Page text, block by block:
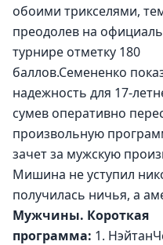
обоими трикселями,
преодолев на
турнире отметку 180
баллов.Семененко
надежность для 17-
сумев оперативно
произвольную
зачет за мужскую
Мишина не уступил
получилась ничья, а
Мужчины. Короткая
программа: 1.